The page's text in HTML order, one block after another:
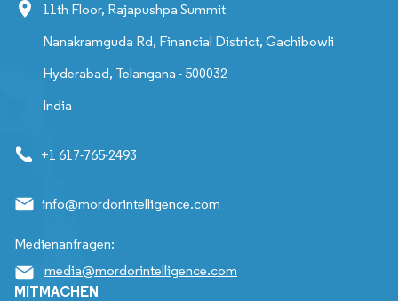
11th Floor, Rajapushpa Summit
Nanakramguda Rd, Financial District, Gachibowli
Hyderabad, Telangana - 500032
India
+1 617-765-2493
info@mordorintelligence.com
Medienanfragen:
media@mordorintelligence.com
MITMACHEN